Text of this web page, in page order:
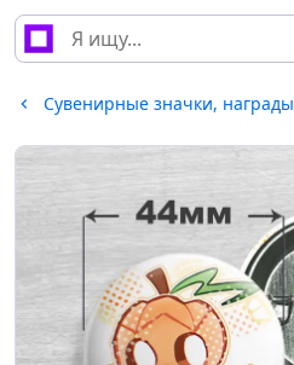
Сувенирные значки, награды